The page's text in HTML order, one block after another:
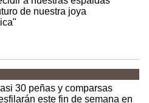
de nuestra joya
30 peñas y comparsas
este fin de semana en